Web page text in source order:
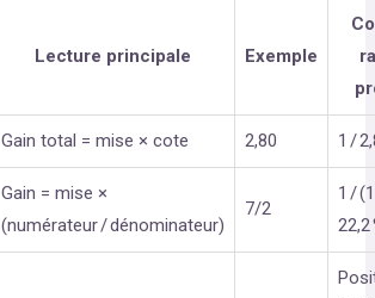
Lecture principale Exemple
Gain total = mise × cote 2,80 1 /
Gain = mise ×
(numérateur / dénominateur)
7/2
1 /
22,2